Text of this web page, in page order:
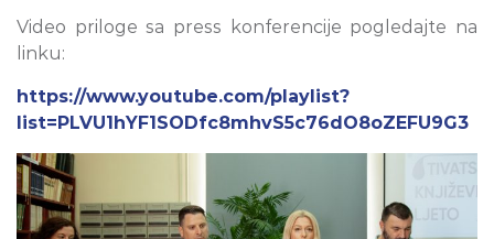
Video priloge sa press konferencije pogledajte na
linku:
https://www.youtube.com/playlist?
list=PLVU1hYF1SODfc8mhvS5c76dO8oZEFU9G3